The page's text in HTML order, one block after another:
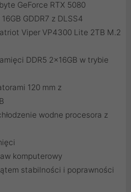
GeForce RTX 5080
GDDR7 z DLSS4
Viper VP4300 Lite 2TB M.2
DDR5 2x16GB w trybie
120 mm z
wodne procesora z
komputerowy
stabilności i poprawności